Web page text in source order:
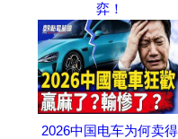
弈！
2026中国电车为何卖得